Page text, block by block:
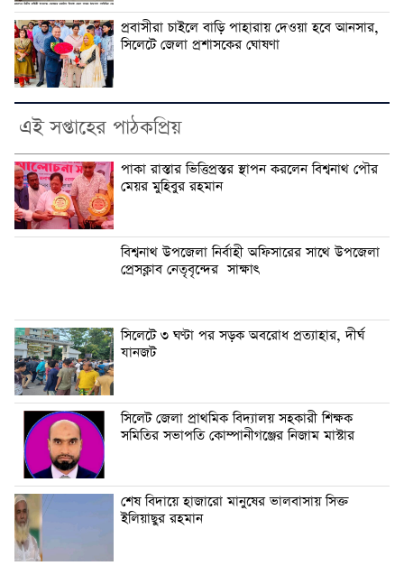
প্রবাসীরা চাইলে বাড়ি পাহারায় দেওয়া হবে আনসার,
সিলেটে জেলা প্রশাসকের ঘোষণা
এই সপ্তাহের পাঠকপ্রিয়
পাকা রাস্তার ভিত্তিপ্রস্তর স্থাপন করলেন বিশ্বনাথ পৌর
মেয়র মুহিবুর রহমান
বিশ্বনাথ উপজেলা নির্বাহী অফিসারের সাথে উপজেলা
প্রেসক্লাব নেতৃবৃন্দের সাক্ষাৎ
সিলেটে ৩ ঘণ্টা পর সড়ক অবরোধ প্রত্যাহার, দীর্ঘ
যানজট
সিলেট জেলা প্রাথমিক বিদ্যালয় সহকারী শিক্ষক
সমিতির সভাপতি কোম্পানীগঞ্জের নিজাম মাস্টার
শেষ বিদায়ে হাজারো মানুষের ভালবাসায় সিক্ত
ইলিয়াছুর রহমান